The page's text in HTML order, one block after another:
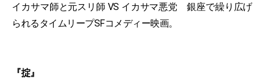
イカサマ師と元スリ師 VS イカサマ悪党 銀座で繰り広げ
られるタイムリープSFコメディー映画。
『掟』